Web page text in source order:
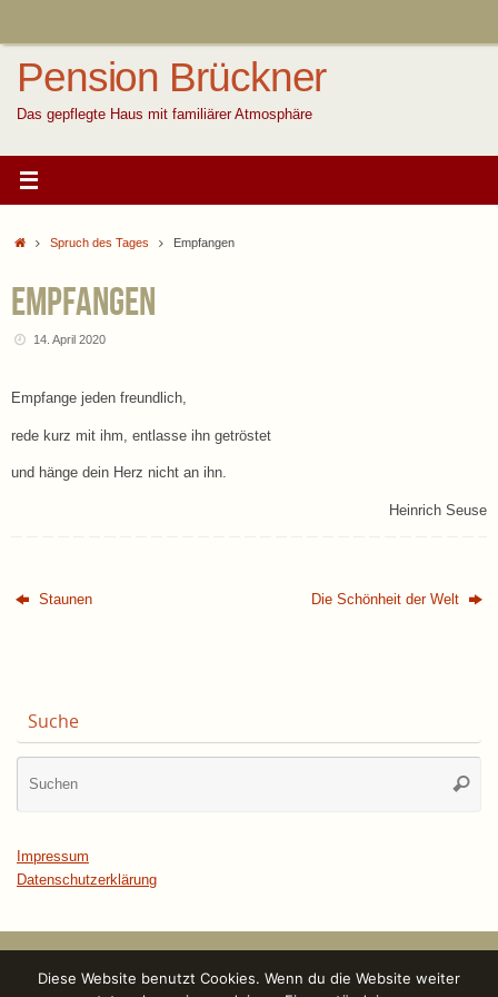
Pension Brückner
Das gepflegte Haus mit familiärer Atmosphäre
StartSpruch des Tages Empfangen
Empfangen
14. April 2020
Empfange jeden freundlich,
rede kurz mit ihm, entlasse ihn getröstet
und hänge dein Herz nicht an ihn.
Heinrich Seuse
Staunen Die Schönheit der Welt
Suche
Impressum
Datenschutzerklärung
Diese Website benutzt Cookies. Wenn du die Website weiter